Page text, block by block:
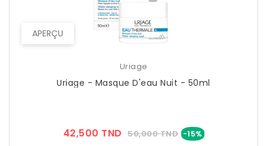
APERÇU
Uriage
Uriage - Masque D'eau Nuit - 50ml
42,500 TND Prix
50,000 TND -15% Prix